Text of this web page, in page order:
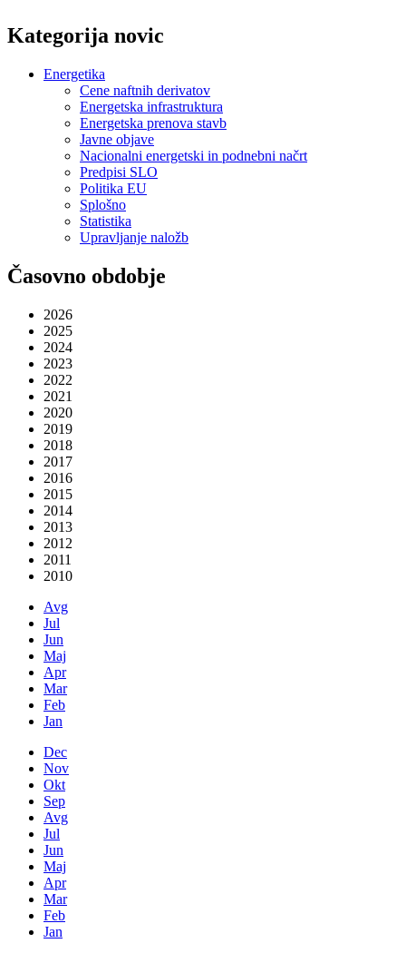
Kategorija novic
Energetika
Cene naftnih derivatov
Energetska infrastruktura
Energetska prenova stavb
Javne objave
Nacionalni energetski in podnebni načrt
Predpisi SLO
Politika EU
Splošno
Statistika
Upravljanje naložb
Časovno obdobje
2026
2025
2024
2023
2022
2021
2020
2019
2018
2017
2016
2015
2014
2013
2012
2011
2010
Avg
Jul
Jun
Maj
Apr
Mar
Feb
Jan
Dec
Nov
Okt
Sep
Avg
Jul
Jun
Maj
Apr
Mar
Feb
Jan